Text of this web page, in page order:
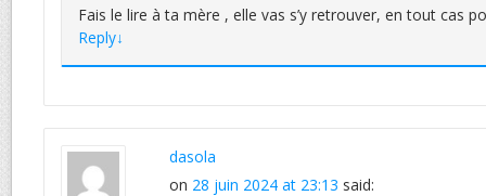
Fais le lire à ta mère , elle vas s’y retrouver, en tout cas
Reply↓
dasola
on 28 juin 2024 at 23:13 said: